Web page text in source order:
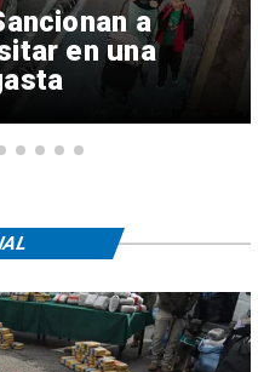
a
en una